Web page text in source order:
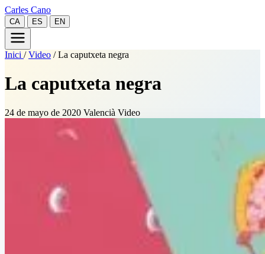
Carles Cano
CA ES EN
Inici / Video / La caputxeta negra
La caputxeta negra
24 de mayo de 2020 Valencià Video